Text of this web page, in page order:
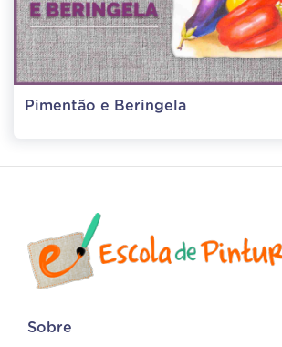
Pimentão e Beringela
Sobre